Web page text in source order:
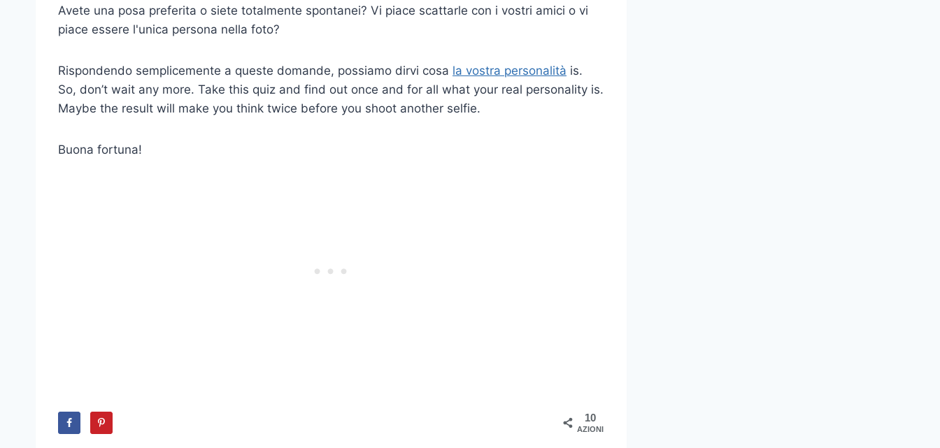
Avete una posa preferita o siete totalmente spontanei? Vi piace scattarle con i vostri amici o vi
piace essere l'unica persona nella foto?
Rispondendo semplicemente a queste domande, possiamo dirvi cosa la vostra personalità is.
So, don’t wait any more. Take this quiz and find out once and for all what your real personality is.
Maybe the result will make you think twice before you shoot another selfie.
Buona fortuna!
10
AZIONI